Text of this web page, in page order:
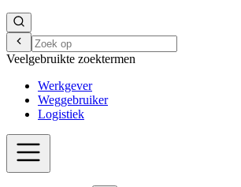
Veelgebruikte zoektermen
Werkgever
Weggebruiker
Logistiek